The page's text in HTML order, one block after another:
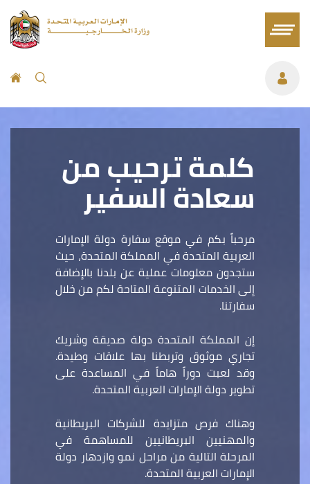
كلمة ترحيب من
سعادة السفير
مرحباً بكم في موقع سفارة دولة الإمارات
العربية المتحدة في المملكة المتحدة، حيث
ستجدون معلومات عملية عن بلدنا بالإضافة
إلى الخدمات المتنوعة المتاحة لكم من خلال
سفارتنا.
إن المملكة المتحدة دولة صديقة وشريك
تجاري موثوق وتربطنا بها علاقات وطيدة.
وقد لعبت دوراً هاماً في المساعدة على
تطوير دولة الإمارات العربية المتحدة.
وهناك فرص متزايدة للشركات البريطانية
والمهنيين البريطانيين للمساهمة في
المرحلة التالية من مراحل نمو وازدهار دولة
الإمارات العربية المتحدة.